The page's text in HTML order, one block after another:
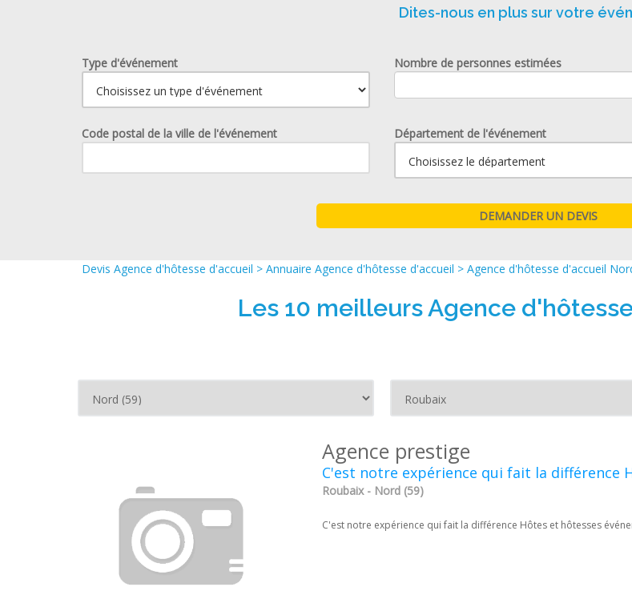
Dites-nous en plus sur votre
Type d'événement Nombre de personnes estimées
Code postal de la ville de l'événement Département de l'événement
Devis Agence d'hôtesse d'accueil > Annuaire Agence d'hôtesse d'accueil > Agence d'hôtesse d'accueil
Les 10 meilleurs Agence
Agence prestige
C'est notre expérience qui fait la différence
Roubaix - Nord (59)
C'est notre expérience qui fait la différence Hôtes et hôtesses